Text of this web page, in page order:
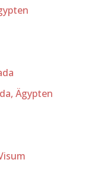
Ägypten